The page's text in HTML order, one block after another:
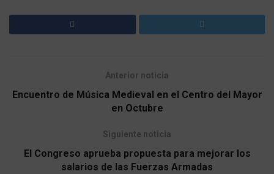
Anterior noticia
Encuentro de Música Medieval en el Centro del Mayor
en Octubre
Siguiente noticia
El Congreso aprueba propuesta para mejorar los
salarios de las Fuerzas Armadas